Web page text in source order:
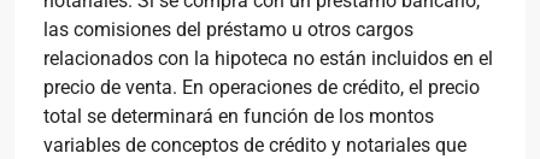
las comisiones del préstamo u otros cargos
relacionados con la hipoteca no están incluidos en el
precio de venta. En operaciones de crédito, el precio
total se determinará en función de los montos
variables de conceptos de crédito y notariales que